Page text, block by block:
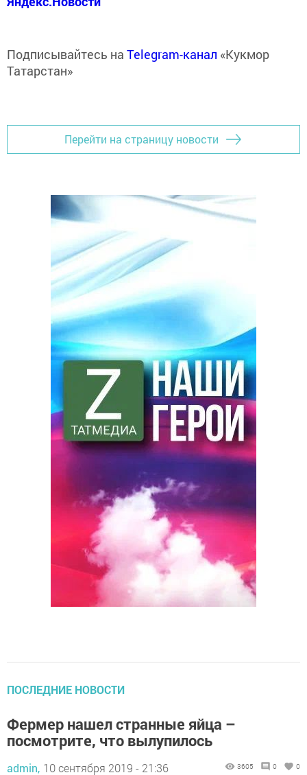
Подписывайтесь на Telegram-канал «Кукмор
Татарстан»
Перейти на страницу новости
ПОСЛЕДНИЕ НОВОСТИ
Фермер нашел странные яйца –
посмотрите, что вылупилось
admin, 10 сентября 2019 - 21:36 3605 0 0